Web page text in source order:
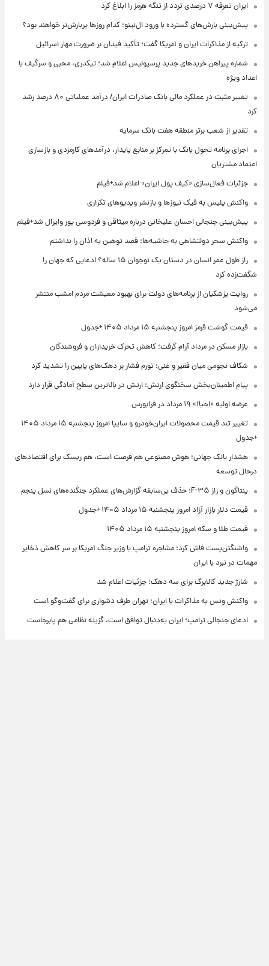
ایران تعرفه ۷ درصدی تردد از تنگه هرمز را ابلاغ کرد
پیش‌بینی بارش‌های گسترده با ورود ال‌نینو؛ کدام روزها پربارش‌تر خواهند بود؟
ترکیه از مذاکرات ایران و آمریکا گفت؛ تأکید فیدان بر ضرورت مهار اسرائیل
شماره پیراهن خریدهای جدید پرسپولیس اعلام شد؛ تیکدری، محبی و سرگیف با
اعداد ویژه
تغییر مثبت در عملکرد مالی بانک صادرات ایران/ درآمد عملیاتی ۸۰ درصد رشد
کرد
تقدیر از شعب برتر منطقه هفت بانک سرمایه
اجرای برنامه تحول بانک با تمرکز بر منابع پایدار، درآمدهای کارمزدی و بازسازی
اعتماد مشتریان
جزئیات فعال‌سازی «کیف پول ایران» اعلام شد+فیلم
واکنش پلیس به فیک نیوزها و بازنشر ویدیوهای تکراری
پیش‌بینی جنجالی احسان علیخانی درباره میثاقی و فردوسی پور وایرال شد+فیلم
واکنش سحر دولتشاهی به حاشیه‌ها: قصد توهین به اذان را نداشتم
راز طول عمر انسان در دستان یک نوجوان ۱۵ ساله؟ ادعایی که جهان را
شگفت‌زده کرد
روایت پزشکیان از برنامه‌های دولت برای بهبود معیشت مردم امشب منتشر
می‌شود
قیمت گوشت قرمز امروز پنجشنبه ۱۵ مرداد ۱۴۰۵ +جدول
بازار مسکن در مرداد آرام گرفت؛ کاهش تحرک خریداران و فروشندگان
شکاف نجومی میان فقیر و غنی؛ تورم فشار بر دهک‌های پایین را تشدید کرد
پیام اطمینان‌بخش سخنگوی ارتش: ارتش در بالاترین سطح آمادگی قرار دارد
عرضه اولیه «احیا۱» ۱۹ مرداد در فرابورس
تغییر تند قیمت محصولات ایران‌خودرو و سایپا امروز پنجشنبه ۱۵ مرداد ۱۴۰۵
+جدول
هشدار بانک جهانی؛ هوش مصنوعی هم فرصت است، هم ریسک برای اقتصادهای
درحال توسعه
پنتاگون و راز F-۳۵؛ حذف بی‌سابقه گزارش‌های عملکرد جنگنده‌های نسل پنجم
قیمت دلار بازار آزاد امروز پنجشنبه ۱۵ مرداد ۱۴۰۵ +جدول
قیمت طلا و سکه امروز پنجشنبه ۱۵ مرداد ۱۴۰۵
واشنگتن‌پست فاش کرد: مشاجره ترامپ با وزیر جنگ آمریکا بر سر کاهش ذخایر
مهمات در نبرد با ایران
شارژ جدید کالابرگ برای سه دهک؛ جزئیات اعلام شد
واکنش ونس به مذاکرات با ایران؛ تهران طرف دشواری برای گفت‌وگو است
ادعای جنجالی ترامپ؛ ایران به‌دنبال توافق است، گزینه نظامی هم پابرجاست